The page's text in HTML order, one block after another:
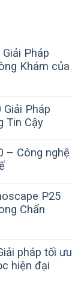
Pháp
Khám của
Pháp
Tin Cậy
– Công nghệ
P25
Chẩn
pháp tối ưu
hiện đại